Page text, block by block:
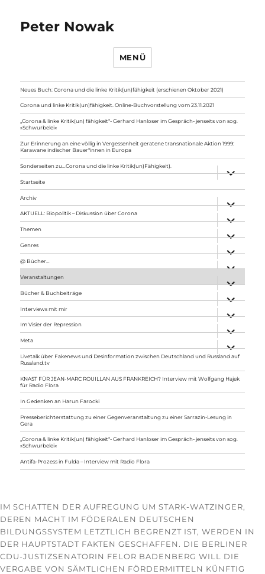
Peter Nowak
MENÜ
Neues Buch: Corona und die linke Kritik(un)fähigkeit (erschienen Oktober 2021)
Corona und linke Kritik(un)fähigkeit. Online-Buchvorstellung vom 23.11.2021
„Corona & linke Kritik(un) fähigkeit“- Gerhard Hanloser im Gespräch- jenseits von sog.
»Schwurbelei«
Zur Erinnerung an eine völlig in Vergessenheit geratene transnationale Aktion 1999:
Karawane indischer Bauer*innen in Europa
Sonderseiten zu…Corona und die linke Kritik(un)Fähigkeit).
anzeigen
Startseite
Archiv
anzeigen
AKTUELL: Biopolitik – Diskussion über Corona
anzeigen
Themen
anzeigen
Genres
anzeigen
@ Bücher…
Veranstaltungen
anzeigen
Bücher & Buchbeiträge
anzeigen
Interviews mit mir
anzeigen
Im Visier der Repression
anzeigen
Meta
anzeigen
Livetalk über Fakenews und Desinformation zwischen Deutschland und Russland auf
Russland.tv
KNAST FÜR JEAN-MARC ROUILLAN AUS FRANKREICH? Interview mit Wolfgang Hajek
für Radio Flora
In Gedenken an Harun Farocki
Presseberichterstattung zu einer Gegenveranstaltung zu einer Sarrazin-Lesung in
Gera
„Corona & linke Kritik(un) fähigkeit“- Gerhard Hanloser im Gespräch- jenseits von sog.
»Schwurbelei«
Antifa-Prozess in Fulda – Interview mit Radio Flora
IM SCHATTEN DER AUFREGUNG UM STARK-WATZINGER,
DEREN MACHT IM FÖDERALEN DEUTSCHEN
BILDUNGSSYSTEM LETZTLICH BEGRENZT IST, WERDEN IN
DER HAUPTSTADT FAKTEN GESCHAFFEN. DIE BERLINER
CDU-JUSTIZSENATORIN FELOR BADENBERG WILL DIE
VERGABE VON SÄMTLICHEN FÖRDERMITTELN KÜNFTIG